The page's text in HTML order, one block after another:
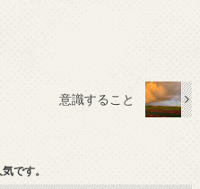
意識すること
です。